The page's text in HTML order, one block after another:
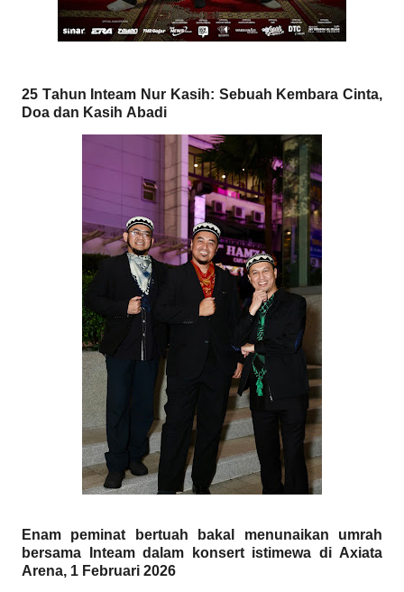
25 Tahun Inteam Nur Kasih: Sebuah Kembara Cinta,
Doa dan Kasih Abadi
Enam peminat bertuah bakal menunaikan umrah
bersama Inteam dalam konsert istimewa di Axiata
Arena, 1 Februari 2026